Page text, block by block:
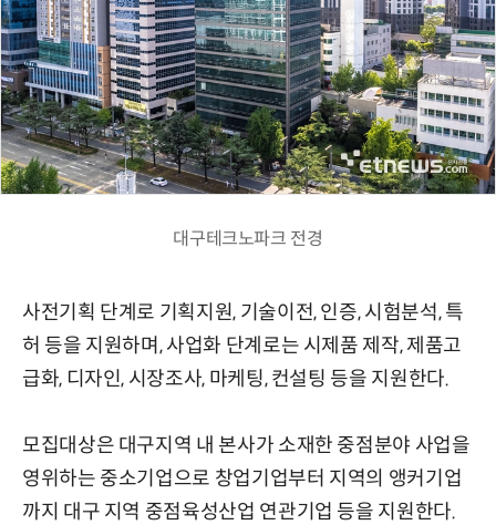
대구테크노파크 전경
사전기획 단계로 기획지원, 기술이전, 인증, 시험분석, 특
허 등을 지원하며, 사업화 단계로는 시제품 제작, 제품고
급화, 디자인, 시장조사, 마케팅, 컨설팅 등을 지원한다.
모집대상은 대구지역 내 본사가 소재한 중점분야 사업을
영위하는 중소기업으로 창업기업부터 지역의 앵커기업
까지 대구 지역 중점육성산업 연관기업 등을 지원한다.